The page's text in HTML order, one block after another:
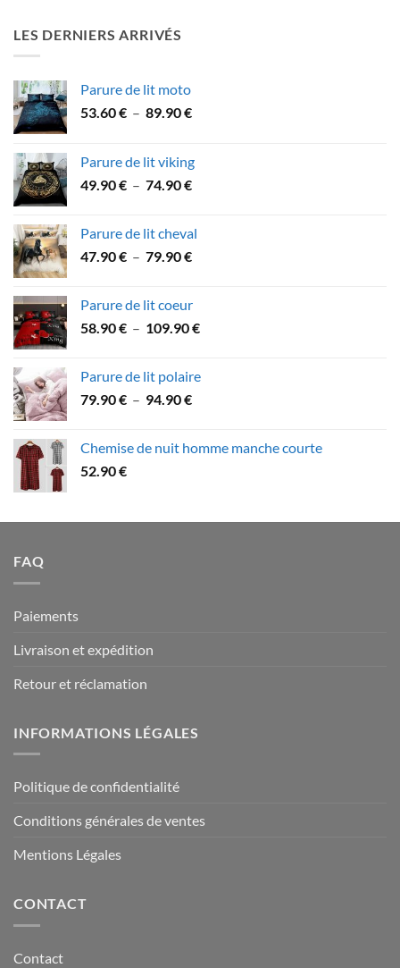
LES DERNIERS ARRIVÉS
Parure de lit moto
53.60€ – 89.90€Plage
53.60 €
à
Parure de lit viking
49.90€ – 74.90€Plage
49.90 €
à
Parure de lit cheval
47.90€ – 79.90€Plage
à
Parure de lit coeur
58.90€ – 109.90€Plage
58.90 €
Parure de lit polaire
79.90€ – 94.90€Plage
79.90 €
Chemise de nuit homme manche courte
52.90€
FAQ
Paiements
Livraison et expédition
Retour et réclamation
INFORMATIONS LÉGALES
Politique de confidentialité
Conditions générales de ventes
Mentions Légales
CONTACT
Contact